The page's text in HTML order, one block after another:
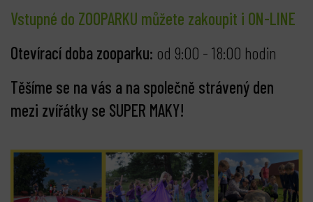
Vstupné do ZOOPARKU můžete zakoupit i ON-LINE
Otevírací doba zooparku: od 9:00 - 18:00 hodin
Těšíme se na vás a na společně strávený den
mezi zvířátky se SUPER MAKY!